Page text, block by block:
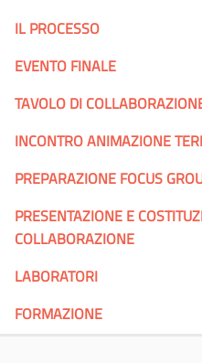
IL PROCESSO
EVENTO FINALE
TAVOLO DI
INCONTRO ANIMAZIONE
PREPARAZIONE FOCUS
PRESENTAZIONE E
COLLABORAZIONE
LABORATORI
FORMAZIONE